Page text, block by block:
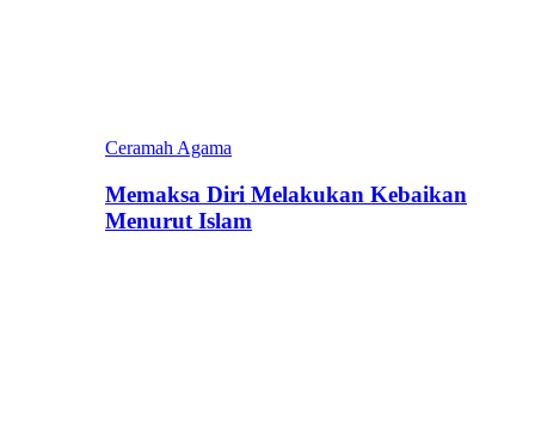
Ceramah Agama
Memaksa Diri Melakukan Kebaikan
Menurut Islam